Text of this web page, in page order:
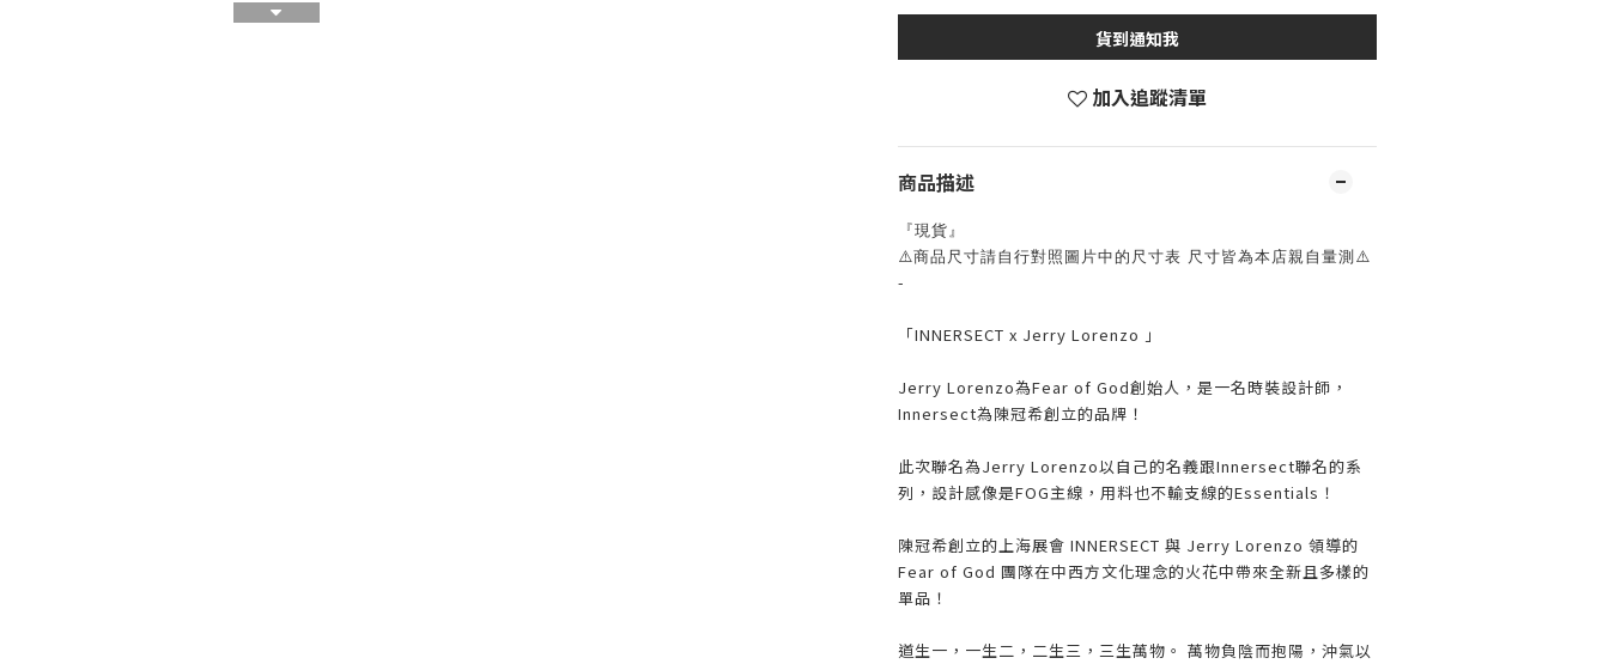
貨到通知我
加入追蹤清單
商品描述
『現貨』
⚠️商品尺寸請自行對照圖片中的尺寸表 尺寸皆為本店親自量測⚠️
-
「INNERSECT x Jerry Lorenzo 」
Jerry Lorenzo為Fear of God創始人，是一名時裝設計師，
Innersect為陳冠希創立的品牌！
此次聯名為Jerry Lorenzo以自己的名義跟Innersect聯名的系
列，設計感像是FOG主線，用料也不輸支線的Essentials！
陳冠希創立的上海展會 INNERSECT 與 Jerry Lorenzo 領導的
Fear of God 團隊在中西方文化理念的火花中帶來全新且多樣的
單品！
道生一，一生二，二生三，三生萬物。 萬物負陰而抱陽，沖氣以